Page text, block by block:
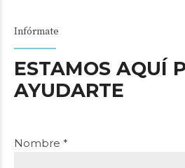
Infórmate
ESTAMOS AQUÍ
AYUDARTE
Nombre *